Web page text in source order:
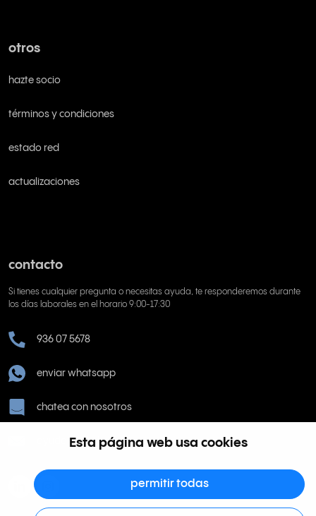
Esta página web usa cookies
permitir todas
otros
hazte socio
términos y condiciones
estado red
actualizaciones
contacto
Si tienes cualquier pregunta o necesitas ayuda, te responderemos durante
los días laborales en el horario 9:00-17:30
936 07 5678
enviar whatsapp
chatea con nosotros
ayuda@rinkel.es